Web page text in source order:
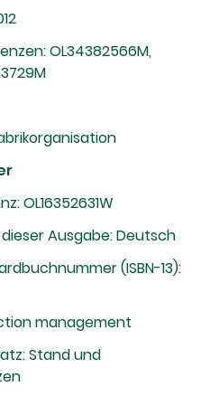
OL34382566M,
OL16352631W
Ausgabe: Deutsch
(ISBN-13):
management
Stand und